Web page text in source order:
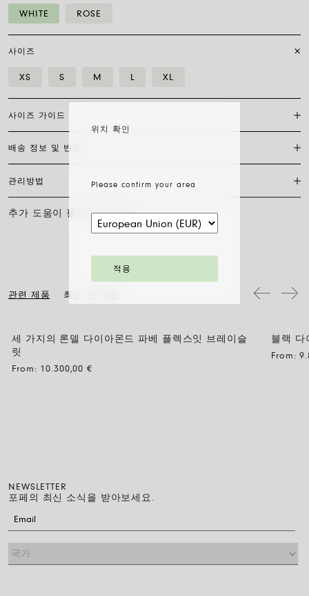
위치 확인
Please confirm your area
적용
WHITE ROSE
사이즈
XS S M L XL
사이즈 가이드
플렉시트 브레이슬릿은 특허받은 포페의 독점 제품으로, 18캐럿 금으로
완전히 제작되어 신축성이 있어 걸쇠가 필요하지 않습니다. 적합한 사이
각을 사용해 측정한 후 자로 길이를 재고 아래 표와 비교하세요.
사이즈 XS S M L XL
팔찌 직경은 최대 30%까지 확장 가능하며 유연성 덕분에 착용이 간편합
배송 정보 및 반품
FedEx를 통한 배송은 무료이며, 결제 완료일로부터 7~20일 이내에 배송
됩니다. 모든 주얼리는 FOPE 오리지널 패키지에 포장되어 발송됩니다.
주문 준비 소요 일수를 확인하려면 소재와 사이즈를 선택해 주세요.
주문 상품 수령 후 14영업일 이내에 구매한 주얼리의 반품을 요청하실
관리방법
FOPE 주얼리의 광택과 아름다움을 오래도록 유지하기 위해 화학 제품이
나 화장품과의 접촉을 피하시고, 취침 전이나 운동 전에는 귀걸이, 목걸
구어 자연 건조시켜 주십시오.
추가 도움이 필요하신가요?문의하기
관련 제품 최근 본 내용
세 가지의 론델 다이아몬드 파베 플렉스잇 브레이슬
릿
From: 10.300,00€
블랙 다
From:
NEWSLETTER
포페의 최신 소식을 받아보세요.